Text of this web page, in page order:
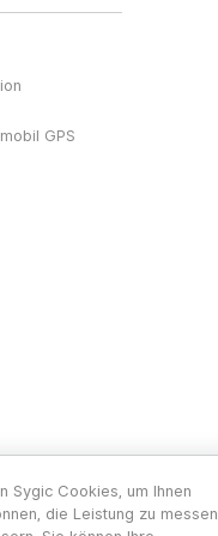
GPS
Sygic Cookies, um Ihnen
die Leistung zu messen